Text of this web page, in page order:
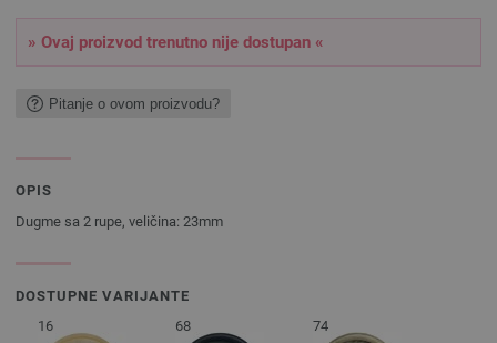
» Ovaj proizvod trenutno nije dostupan «
Pitanje o ovom proizvodu?
OPIS
Dugme sa 2 rupe, veličina: 23mm
DOSTUPNE VARIJANTE
16
68 74